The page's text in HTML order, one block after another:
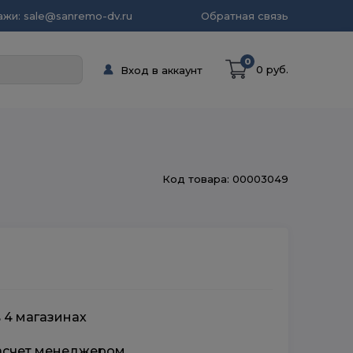
sale@sanremo-dv.ru Обратная связь
Вход в аккаунт
0
0 руб.
Код товара: 00003049
магазинах